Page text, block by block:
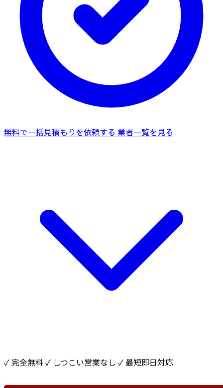
無料で一括見積もりを依頼する 業者一覧を見る
✓ 完全無料 ✓ しつこい営業なし ✓ 最短即日対応